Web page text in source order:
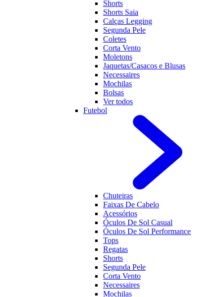
Shorts
Shorts Saia
Calças Legging
Segunda Pele
Coletes
Corta Vento
Moletons
Jaquetas/Casacos e Blusas
Necessaires
Mochilas
Bolsas
Ver todos
Futebol
Chuteiras
Faixas De Cabelo
Acessórios
Óculos De Sol Casual
Óculos De Sol Performance
Tops
Regatas
Shorts
Segunda Pele
Corta Vento
Necessaires
Mochilas